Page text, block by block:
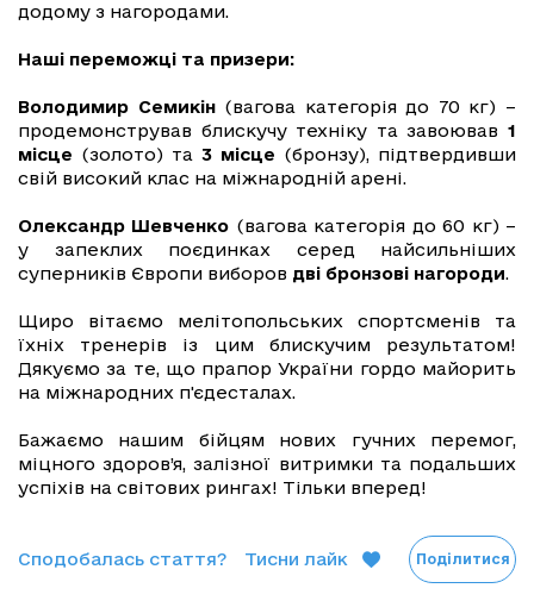
додому з нагородами.
Наші переможці та призери:
Володимир Семикін(вагова категорія до 70 кг) –
продемонстрував блискучу техніку та завоював 1
місце (золото) та 3 місце (бронзу), підтвердивши
свій високий клас на міжнародній арені.
Олександр Шевченко (вагова категорія до 60 кг) –
у запеклих поєдинках серед найсильніших
суперників Європи виборов дві бронзові нагороди.
Щиро вітаємо мелітопольських спортсменів та
їхніх тренерів із цим блискучим результатом!
Дякуємо за те, що прапор України гордо майорить
на міжнародних п'єдесталах.
Бажаємо нашим бійцям нових гучних перемог,
міцного здоров’я, залізної витримки та подальших
успіхів на світових рингах! Тільки вперед!
Сподобалась стаття? Тисни лайк Поділитися